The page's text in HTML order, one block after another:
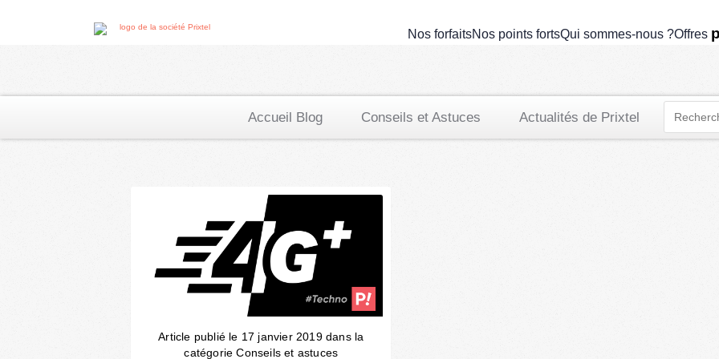
Nos forfaitsNos points fortsQui sommes-nous ?Offres
Accueil Blog Conseils et Astuces Actualités de Prixtel
Article publié le 17 janvier 2019 dans la
catégorie Conseils et astuces